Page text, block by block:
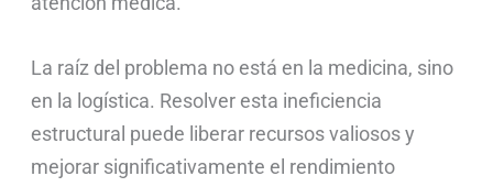
La raíz del problema no está en la medicina, sino
en la logística. Resolver esta ineficiencia
estructural puede liberar recursos valiosos y
mejorar significativamente el rendimiento